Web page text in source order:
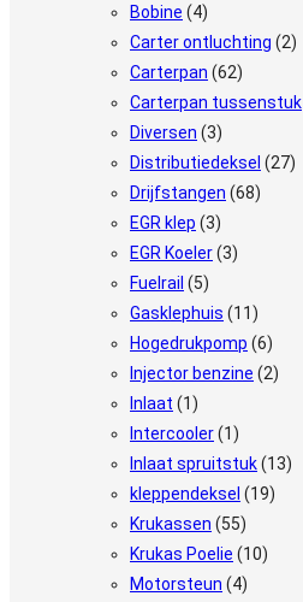
Bobine (4)
Carter ontluchting (2)
Carterpan (62)
Carterpan tussenstuk
Diversen (3)
Distributiedeksel (27)
Drijfstangen (68)
EGR klep (3)
EGR Koeler(3)
Fuelrail (5)
Gasklephuis (11)
Hogedrukpomp (6)
Injector benzine (2)
Inlaat (1)
Intercooler(1)
Inlaat spruitstuk(13)
kleppendeksel (19)
Krukassen (55)
Krukas Poelie (10)
Motorsteun (4)